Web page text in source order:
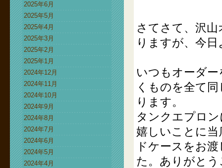
2025年6月
2025年5月
2025年4月
2025年3月
2025年2月
2025年1月
2024年12月
2024年11月
2024年10月
2024年9月
2024年8月
2024年7月
2024年6月
2024年5月
2024年4月
さてさて、沢
りますが、今
いつもオーダ
くものを全て
ります。
タンクエプロ
嬉しいことに
ドケースをお
た。ありがと